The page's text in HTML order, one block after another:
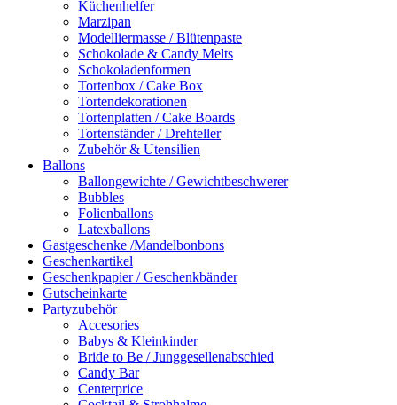
Küchenhelfer
Marzipan
Modelliermasse / Blütenpaste
Schokolade & Candy Melts
Schokoladenformen
Tortenbox / Cake Box
Tortendekorationen
Tortenplatten / Cake Boards
Tortenständer / Drehteller
Zubehör & Utensilien
Ballons
Ballongewichte / Gewichtbeschwerer
Bubbles
Folienballons
Latexballons
Gastgeschenke /Mandelbonbons
Geschenkartikel
Geschenkpapier / Geschenkbänder
Gutscheinkarte
Partyzubehör
Accesories
Babys & Kleinkinder
Bride to Be / Junggesellenabschied
Candy Bar
Centerprice